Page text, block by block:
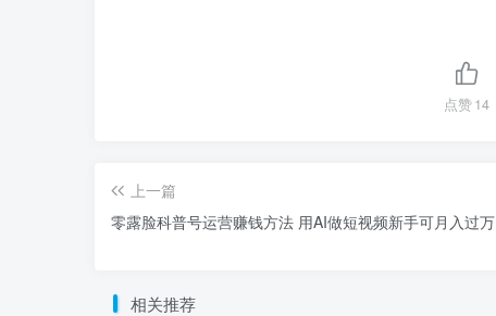
点赞14
上一篇
零露脸科普号运营赚钱方法 用AI做短视频新手可月入过万
相关推荐